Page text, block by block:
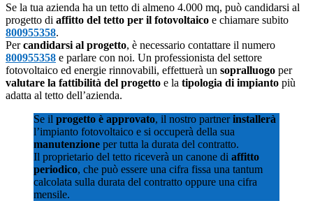
Se la tua azienda ha un tetto di almeno 4.000 mq, può candidarsi al
progetto di affitto del tetto per il fotovoltaico e chiamare subito
800955358.
Percandidarsi al progetto, è necessario contattare il numero
800955358 e parlare con noi. Un professionista del settore
fotovoltaico ed energie rinnovabili, effettuerà un sopralluogo per
valutare la fattibilità del progetto e la tipologia di impianto più
adatta al tetto dell’azienda.
Se il progetto è approvato, il nostro partnerinstallerà
l’impianto fotovoltaico e si occuperà della sua
manutenzione per tutta la durata del contratto.
Il proprietario del tetto riceverà un canone di affitto
periodico, che può essere una cifra fissa una tantum
calcolata sulla durata del contratto oppure una cifra
mensile.